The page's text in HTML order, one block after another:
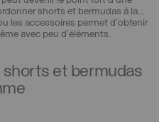
shorts et bermudas à la
les accessoires permet d’obtenir
avec peu d’éléments.
et bermudas